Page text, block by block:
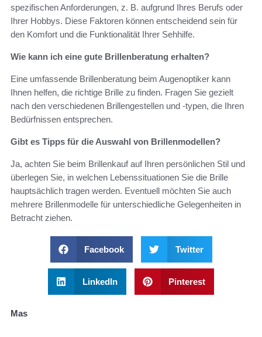
spezifischen Anforderungen, z. B. aufgrund Ihres Berufs oder
Ihrer Hobbys. Diese Faktoren können entscheidend sein für
den Komfort und die Funktionalität Ihrer Sehhilfe.
Wie kann ich eine gute Brillenberatung erhalten?
Eine umfassende Brillenberatung beim Augenoptiker kann
Ihnen helfen, die richtige Brille zu finden. Fragen Sie gezielt
nach den verschiedenen Brillengestellen und -typen, die Ihren
Bedürfnissen entsprechen.
Gibt es Tipps für die Auswahl von Brillenmodellen?
Ja, achten Sie beim Brillenkauf auf Ihren persönlichen Stil und
überlegen Sie, in welchen Lebenssituationen Sie die Brille
hauptsächlich tragen werden. Eventuell möchten Sie auch
mehrere Brillenmodelle für unterschiedliche Gelegenheiten in
Betracht ziehen.
Facebook Twitter
LinkedIn Pinterest
Mas